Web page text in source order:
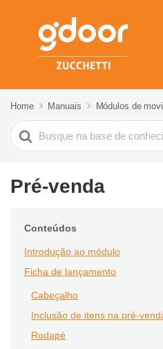
Home Manuais Módulos de
Pesquisar
Pré-venda
Conteúdos
Introdução ao módulo
Ficha de lançamento
Cabeçalho
Inclusão de itens na pré-
Rodapé